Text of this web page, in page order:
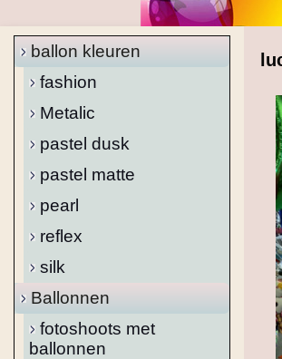
ballon kleuren
fashion
Metalic
pastel dusk
pastel matte
pearl
reflex
silk
Ballonnen
fotoshoots met
ballonnen